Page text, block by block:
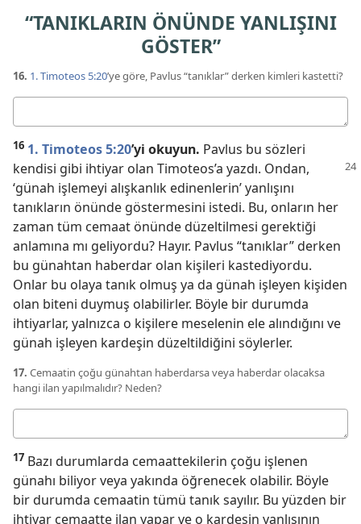
“TANIKLARIN ÖNÜNDE YANLIŞINI
GÖSTER”
16. 1. Timoteos 5:20’ye göre, Pavlus “tanıklar” derken kimleri kastetti?
16 1. Timoteos 5:20’yi okuyun. Pavlus bu sözleri
kendisi gibi ihtiyar olan Timoteos’a yazdı. Ondan,
‘günah işlemeyi alışkanlık edinenlerin’ yanlışını
tanıkların önünde göstermesini istedi. Bu, onların her
zaman tüm cemaat önünde düzeltilmesi gerektiği
anlamına mı geliyordu? Hayır. Pavlus “tanıklar” derken
bu günahtan haberdar olan kişileri kastediyordu.
Onlar bu olaya tanık olmuş ya da günah işleyen kişiden
olan biteni duymuş olabilirler. Böyle bir durumda
ihtiyarlar, yalnızca o kişilere meselenin ele alındığını ve
günah işleyen kardeşin düzeltildiğini söylerler.
17. Cemaatin çoğu günahtan haberdarsa veya haberdar olacaksa
hangi ilan yapılmalıdır? Neden?
17 Bazı durumlarda cemaattekilerin çoğu işlenen
günahı biliyor veya yakında öğrenecek olabilir. Böyle
bir durumda cemaatin tümü tanık sayılır. Bu yüzden bir
ihtiyar cemaatte ilan yapar ve o kardeşin yanlışının